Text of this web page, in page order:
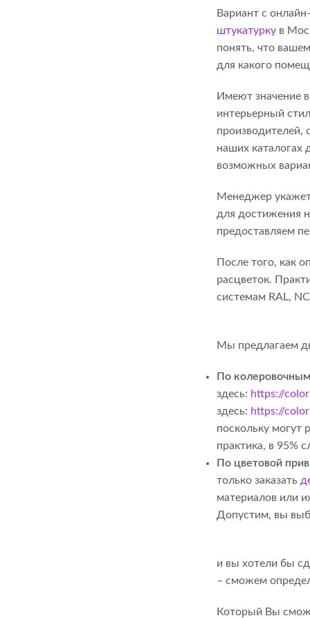
Вариант с
штукатуркув
понять, что
для какого
Имеют значение
интерьерный
производителей,
наших каталогах
возможных
Менеджер укажет
для достижения
предоставляем
После того, как
расцветок.
системам RAL,
Мы предлагаем
По
здесь: https://
здесь: https://
поскольку могут
практика, в 95%
По цветовой
только заказать
материалов или
Допустим, вы
и вы хотели бы
– сможем
Который Вы